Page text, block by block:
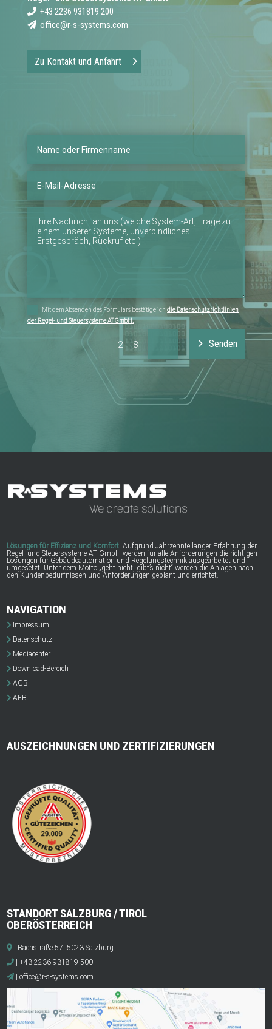
+43 2236 931819 200
office@r-s-systems.com
Zu Kontakt und Anfahrt
Mit dem Absenden des Formulars bestätige ichdie Datenschutzrichtlinien
der Regel- und Steuersysteme AT GmbH.
2 + 8 = Senden
Lösungen für Effizienz und Komfort.Aufgrund Jahrzehnte langer Erfahrung der
Regel- und Steuersysteme AT GmbH werden für alle Anforderungen die richtigen
Lösungen für Gebäudeautomation und Regelungstechnik ausgearbeitet und
umgesetzt. Unter dem Motto „geht nicht, gibt’s nicht“ werden die Anlagen nach
den Kundenbedürfnissen und Anforderungen geplant und errichtet.
NAVIGATION
Impressum
Datenschutz
Mediacenter
Download-Bereich
AGB
AEB
AUSZEICHNUNGEN UND ZERTIFIZIERUNGEN
STANDORT SALZBURG / TIROL
OBERÖSTERREICH
| Bachstraße 57, 5023 Salzburg
| +43 2236 931819 500
|office@r-s-systems.com